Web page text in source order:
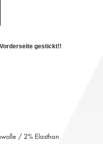
gestickt!!
/ 2% Elasthan